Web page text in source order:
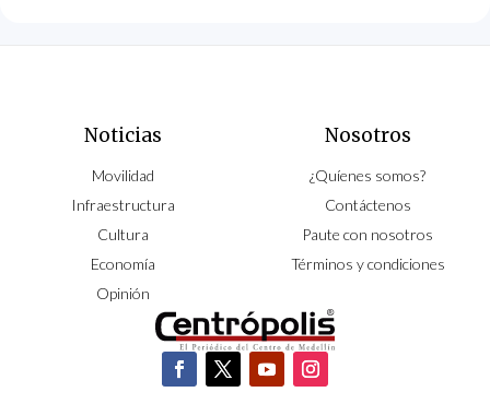
Noticias
Movilidad
Infraestructura
Cultura
Economía
Opinión
Nosotros
¿Quíenes somos?
Contáctenos
Paute con nosotros
Términos y condiciones